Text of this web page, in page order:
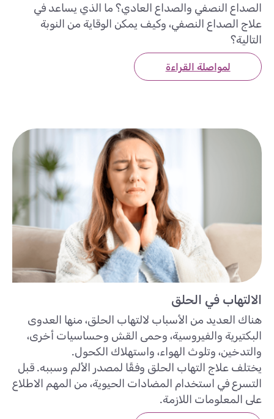
الصداع النصفي والصداع العادي؟ ما الذي يساعد في
علاج الصداع النصفي، وكيف يمكن الوقاية من النوبة
التالية؟
لمواصلة القراءة
الالتهاب في الحلق
هناك العديد من الأسباب لالتهاب الحلق، منها العدوى
البكتيرية والفيروسية، وحمى القش وحساسيات أخرى،
والتدخين، وتلوث الهواء، واستهلاك الكحول.
يختلف علاج التهاب الحلق وفقًا لمصدر الألم وسببه. قبل
التسرع في استخدام المضادات الحيوية، من المهم الاطلاع
على المعلومات اللازمة.